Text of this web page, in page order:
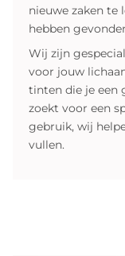
nieuwe zaken te
hebben
Wij zijn
voor jouw
tinten die je een
zoekt voor een
gebruik, wij
vullen.